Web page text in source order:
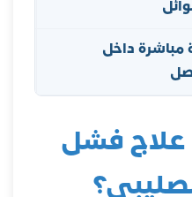
مباشرة داخل
علاج فشل